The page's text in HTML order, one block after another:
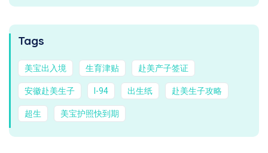
Tags
美宝出入境 生育津贴 赴美产子签证
安徽赴美生子 I-94 出生纸 赴美生子攻略
超生 美宝护照快到期